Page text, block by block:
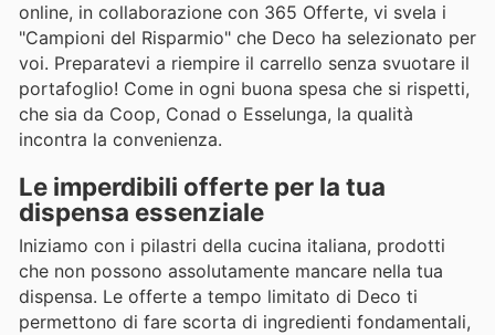
online, in collaborazione con 365 Offerte, vi svela i
"Campioni del Risparmio" che Deco ha selezionato per
voi. Preparatevi a riempire il carrello senza svuotare il
portafoglio! Come in ogni buona spesa che si rispetti,
che sia da Coop, Conad o Esselunga, la qualità
incontra la convenienza.
Le imperdibili offerte per la tua
dispensa essenziale
Iniziamo con i pilastri della cucina italiana, prodotti
che non possono assolutamente mancare nella tua
dispensa. Le offerte a tempo limitato di Deco ti
permettono di fare scorta di ingredienti fondamentali,